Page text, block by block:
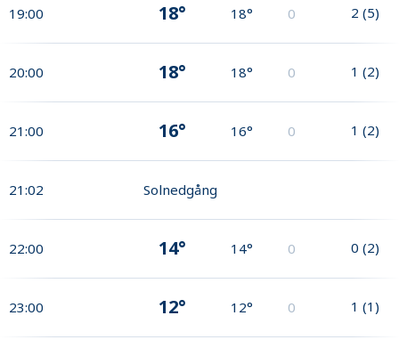
19:00 18° 18° 0 2 (5)
20:00 18° 18° 0 1 (2)
21:00 16° 16° 0 1 (2)
21:02 Solnedgång
22:00 14° 14° 0 0 (2)
23:00 12° 12° 0 1 (1)